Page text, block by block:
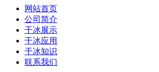
网站首页
公司简介
干冰展示
干冰应用
干冰知识
联系我们